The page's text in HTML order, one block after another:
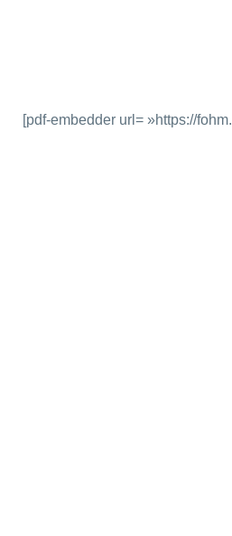
[pdf-embedder url= »https://